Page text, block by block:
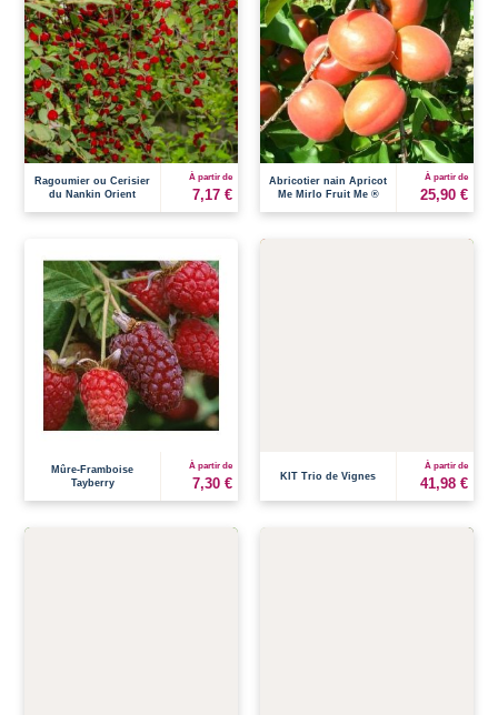
Ragoumier ou Cerisier
du Nankin Orient
À partir de
7,17 €
Abricotier nain Apricot
Me Mirlo Fruit Me ®
À partir de
25,90 €
Mûre-Framboise
Tayberry
À partir de
7,30 € KIT Trio de Vignes
À partir de
41,98 €